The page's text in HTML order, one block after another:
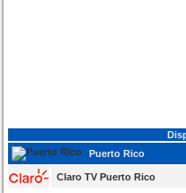
Puerto Rico
Claro TV Puerto Rico